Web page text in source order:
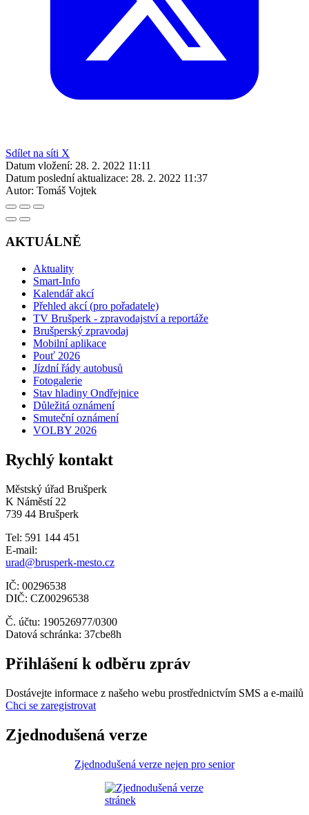
Sdílet na síti X
Datum vložení: 28. 2. 2022 11:11
Datum poslední aktualizace: 28. 2. 2022 11:37
Autor: Tomáš Vojtek
AKTUÁLNĚ
Aktuality
Smart-Info
Kalendář akcí
Přehled akcí (pro pořadatele)
TV Brušperk - zpravodajství a reportáže
Brušperský zpravodaj
Mobilní aplikace
Pouť 2026
Jízdní řády autobusů
Fotogalerie
Stav hladiny Ondřejnice
Důležitá oznámení
Smuteční oznámení
VOLBY 2026
Rychlý kontakt
Městský úřad Brušperk
K Náměstí 22
739 44 Brušperk
Tel: 591 144 451
E-mail:
urad@brusperk-mesto.cz
IČ: 00296538
DIČ: CZ00296538
Č. účtu: 190526977/0300
Datová schránka: 37cbe8h
Přihlášení k odběru zpráv
Dostávejte informace z našeho webu prostřednictvím SMS a e-mailů
Chci se zaregistrovat
Zjednodušená verze
Zjednodušená verze nejen pro senior